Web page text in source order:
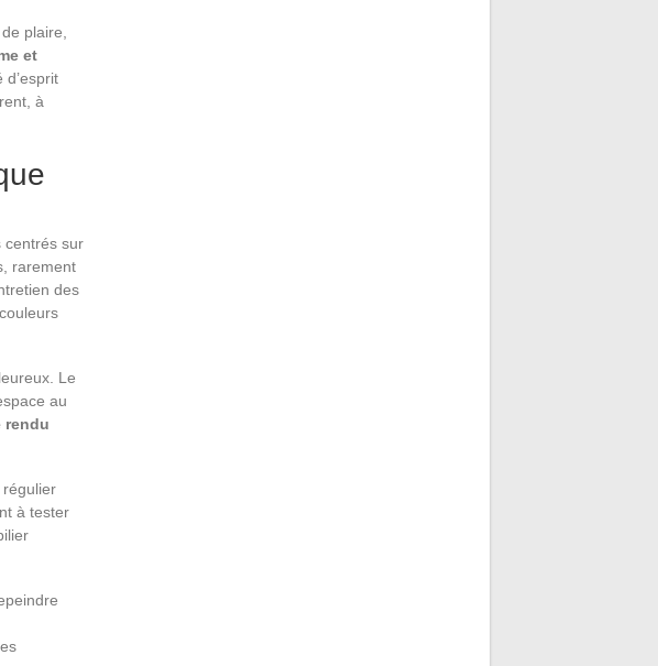
plaire,
et
d’esprit
à
centrés sur
rarement
des
Le
au
rendu
à tester